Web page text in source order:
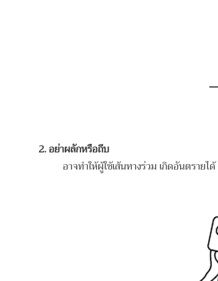
2. อย่าผลักหรือถีบ
อาจทำให้ผู้ใช้เส้นทางร่วม เกิดอันตรายได้